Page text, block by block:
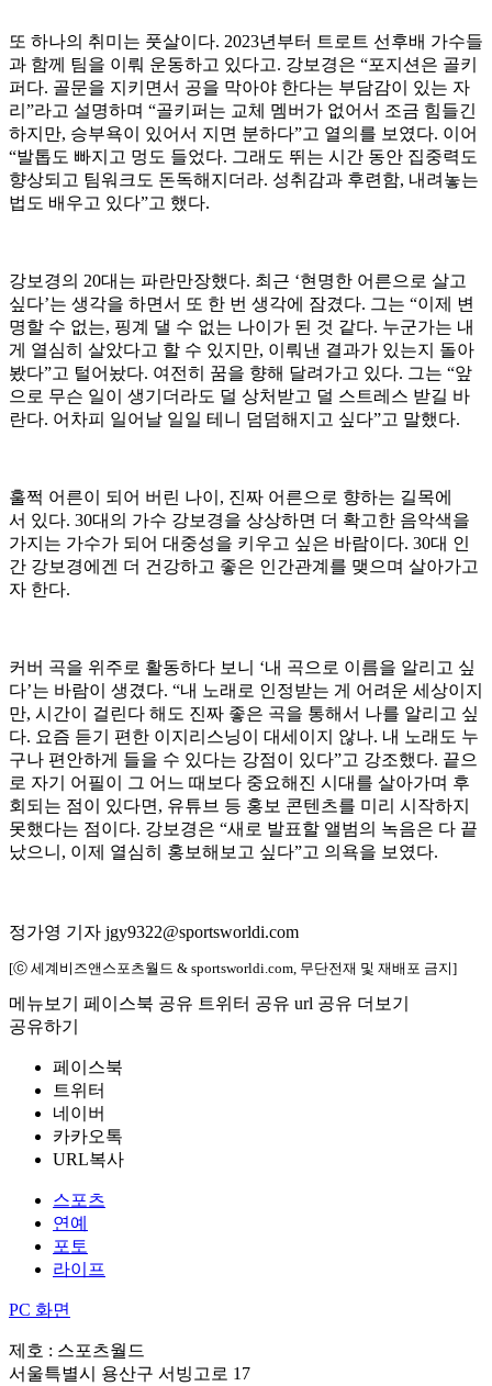
또 하나의 취미는 풋살이다. 2023년부터 트로트 선후배 가수들
과 함께 팀을 이뤄 운동하고 있다고. 강보경은 “포지션은 골키
퍼다. 골문을 지키면서 공을 막아야 한다는 부담감이 있는 자
리”라고 설명하며 “골키퍼는 교체 멤버가 없어서 조금 힘들긴
하지만, 승부욕이 있어서 지면 분하다”고 열의를 보였다. 이어
“발톱도 빠지고 멍도 들었다. 그래도 뛰는 시간 동안 집중력도
향상되고 팀워크도 돈독해지더라. 성취감과 후련함, 내려놓는
법도 배우고 있다”고 했다.
강보경의 20대는 파란만장했다. 최근 ‘현명한 어른으로 살고
싶다’는 생각을 하면서 또 한 번 생각에 잠겼다. 그는 “이제 변
명할 수 없는, 핑계 댈 수 없는 나이가 된 것 같다. 누군가는 내
게 열심히 살았다고 할 수 있지만, 이뤄낸 결과가 있는지 돌아
봤다”고 털어놨다. 여전히 꿈을 향해 달려가고 있다. 그는 “앞
으로 무슨 일이 생기더라도 덜 상처받고 덜 스트레스 받길 바
란다. 어차피 일어날 일일 테니 덤덤해지고 싶다”고 말했다.
훌쩍 어른이 되어 버린 나이, 진짜 어른으로 향하는 길목에
서 있다. 30대의 가수 강보경을 상상하면 더 확고한 음악색을
가지는 가수가 되어 대중성을 키우고 싶은 바람이다. 30대 인
간 강보경에겐 더 건강하고 좋은 인간관계를 맺으며 살아가고
자 한다.
커버 곡을 위주로 활동하다 보니 ‘내 곡으로 이름을 알리고 싶
다’는 바람이 생겼다. “내 노래로 인정받는 게 어려운 세상이지
만, 시간이 걸린다 해도 진짜 좋은 곡을 통해서 나를 알리고 싶
다. 요즘 듣기 편한 이지리스닝이 대세이지 않나. 내 노래도 누
구나 편안하게 들을 수 있다는 강점이 있다”고 강조했다. 끝으
로 자기 어필이 그 어느 때보다 중요해진 시대를 살아가며 후
회되는 점이 있다면, 유튜브 등 홍보 콘텐츠를 미리 시작하지
못했다는 점이다. 강보경은 “새로 발표할 앨범의 녹음은 다 끝
났으니, 이제 열심히 홍보해보고 싶다”고 의욕을 보였다.
정가영 기자 jgy9322@sportsworldi.com
[ⓒ 세계비즈앤스포츠월드 & sportsworldi.com, 무단전재 및 재배포 금지]
메뉴보기 페이스북 공유 트위터 공유 url 공유 더보기
공유하기
페이스북
트위터
네이버
카카오톡
URL복사
스포츠
연예
포토
라이프
PC 화면
제호 : 스포츠월드
서울특별시 용산구 서빙고로 17